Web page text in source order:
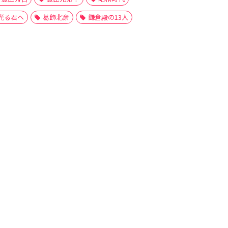
る君へ
葛飾北斎 鎌倉殿の13人